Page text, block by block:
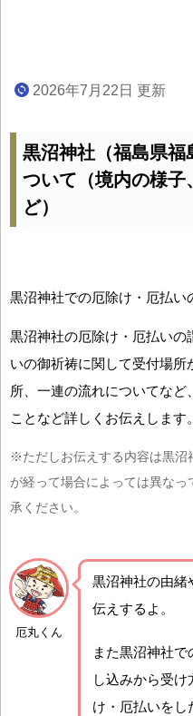
2026年7月22日 更新
黒沼神社（福島県福
ついて（境内の様子
ど）
黒沼神社での厄除け・厄払い
黒沼神社の厄除け・厄払い
いの御祈祷に関して受付場
所、一連の流れについてな
ことなど詳しくお伝えします。
※ただしお伝えする内容は黒沼
が経って場合によっては異な
承ください。
厄丸くん
黒沼神社の由緒
伝えするよ。
また黒沼神社
し込みから受
け・厄払いをし